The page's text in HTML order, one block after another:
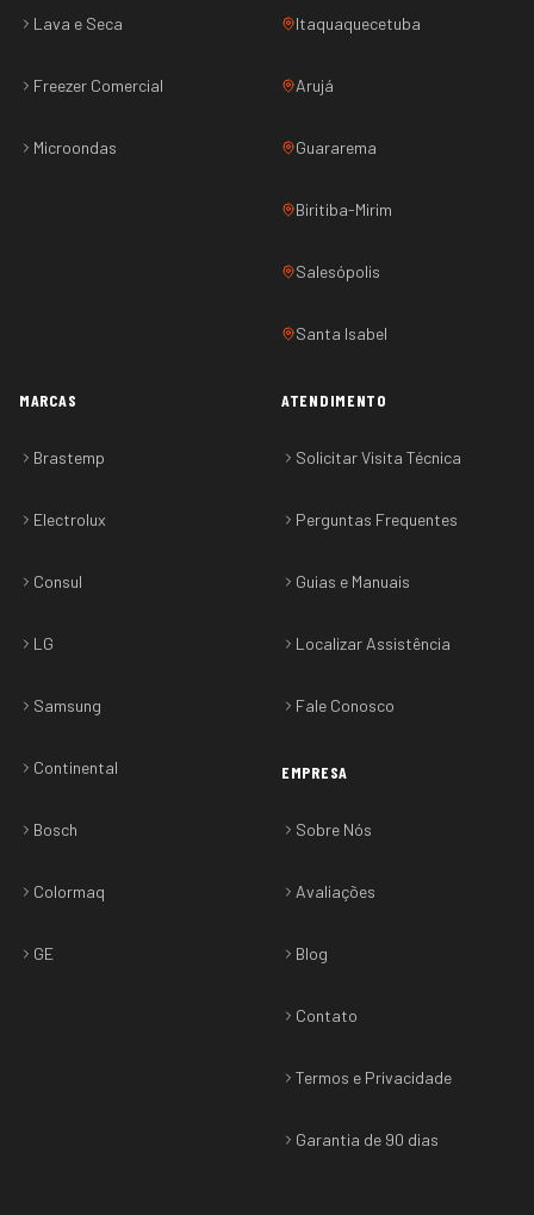
Lava e Seca
Freezer Comercial
Microondas
Itaquaquecetuba
Arujá
Guararema
Biritiba-Mirim
Salesópolis
Santa Isabel
MARCAS
Brastemp
Electrolux
Consul
LG
Samsung
Continental
Bosch
Colormaq
GE
ATENDIMENTO
Solicitar Visita Técnica
Perguntas Frequentes
Guias e Manuais
Localizar Assistência
Fale Conosco
EMPRESA
Sobre Nós
Avaliações
Blog
Contato
Termos e Privacidade
Garantia de 90 dias